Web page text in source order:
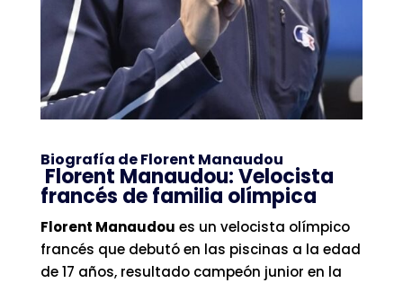
Biografía de Florent Manaudou
Florent Manaudou: Velocista
francés de familia olímpica
Florent Manaudou es un velocista olímpico
francés que debutó en las piscinas a la edad
de 17 años, resultado campeón junior en la